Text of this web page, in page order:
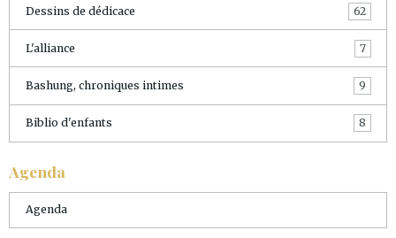
Dessins de dédicace 62
L'alliance 7
Bashung, chroniques intimes 9
Biblio d'enfants 8
Agenda
Agenda